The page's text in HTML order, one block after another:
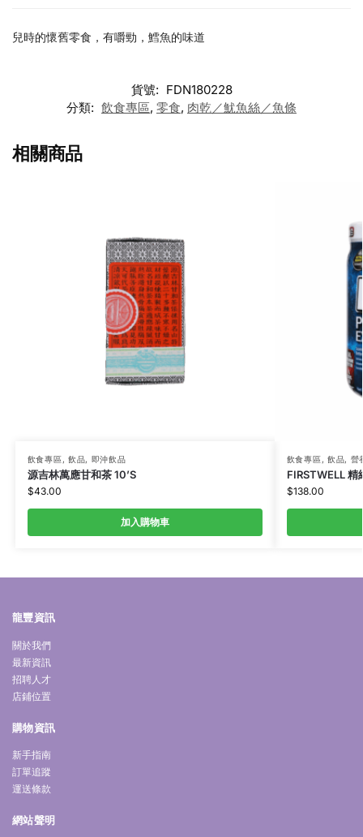
兒時的懷舊零食，有嚼勁，鱈魚的味道
貨號: FDN180228
分類: 飲食專區, 零食, 肉乾／魷魚絲／魚條
相關商品
飲食專區, 飲品, 即沖飲品
源吉林萬應甘和茶 10’S
$43.00
加入購物車
飲食專區, 飲品, 營
FIRSTWELL
$138.00
龍豐資訊
關於我們
最新資訊
招聘人才
店鋪位置
購物資訊
新手指南
訂單追蹤
運送條款
網站聲明